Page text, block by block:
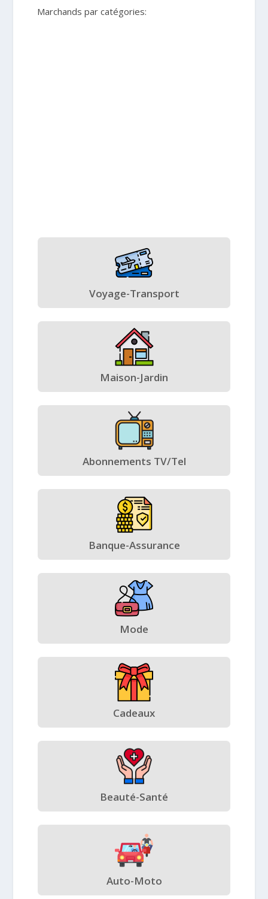
Marchands par catégories:
Voyage-Transport
Maison-Jardin
Abonnements TV/Tel
Banque-Assurance
Mode
Cadeaux
Beauté-Santé
Auto-Moto